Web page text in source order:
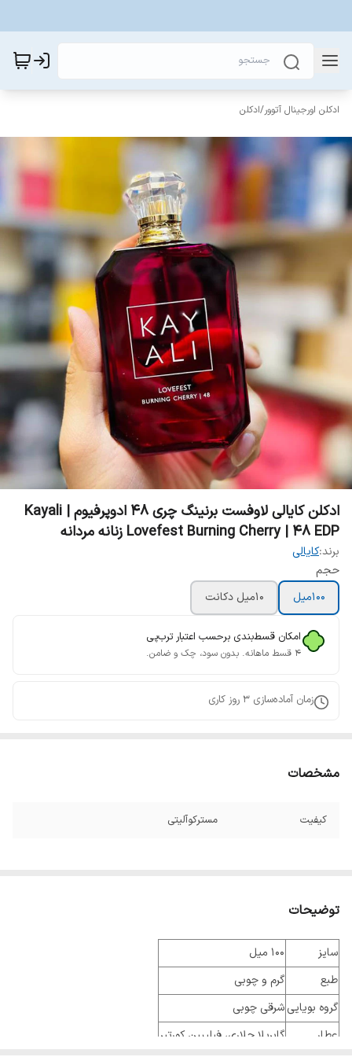
ادکلن اورجینال آتوور/ادکلن
ادکلن کایالی لاوفست برنینگ چری ۴۸ ادوپرفیوم | Kayali
Lovefest Burning Cherry | 48 EDP زنانه مردانه
برند:کایالی
حجم
100میل
10میل دکانت
امکان قسط‌بندی برحسب اعتبار ترب‌پی
۴ قسط ماهانه. بدون سود، چک و ضامن.
زمان آماده‌سازی 3 روز کاری
مشخصات
کیفیت مسترکوآلیتی
توضیحات
سایز
100 میل
طبع
گرم و چوبی
گروه بویاییشرقی چوبی
عطار
گابریلا چلاری، فیلیپین کورتیر